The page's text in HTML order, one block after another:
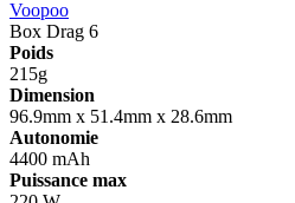
Voopoo
Box Drag 6
Poids
215g
Dimension
96.9mm x 51.4mm x 28.6mm
Autonomie
4400 mAh
Puissance max